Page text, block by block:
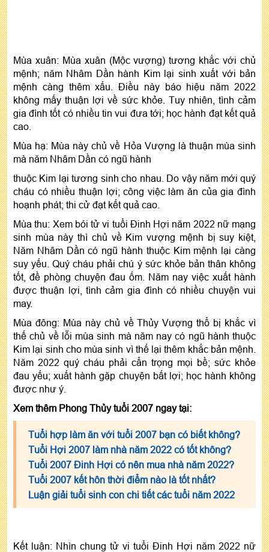
Mùa xuân: Mùa xuân (Mộc vượng) tương khắc với chủ
mệnh; năm Nhâm Dần hành Kim lại sinh xuất với bản
mệnh càng thêm xấu. Điều này báo hiệu năm 2022
không mấy thuận lợi về sức khỏe. Tuy nhiên, tình cảm
gia đình tốt có nhiều tin vui đưa tới; học hành đạt kết quả
cao.
Mùa hạ: Mùa này chủ về Hỏa Vượng là thuận mùa sinh
mà năm Nhâm Dần có ngũ hành
thuộc Kim lại tương sinh cho nhau. Do vậy năm mới quý
cháu có nhiều thuận lợi; công việc làm ăn của gia đình
hoạnh phát; thi cử đạt kết quả cao.
Mùa thu: Xem bói tử vi tuổi Đinh Hợi năm 2022 nữ mạng
sinh mùa này thì chủ về Kim vượng mệnh bị suy kiệt,
Năm Nhâm Dần có ngũ hành thuộc Kim mệnh lại càng
suy yếu. Quý cháu phải chú ý sức khỏe bản thân không
tốt, đề phòng chuyện đau ốm. Năm nay việc xuất hành
được thuận lợi, tình cảm gia đình có nhiều chuyện vui
may.
Mùa đông: Mùa này chủ về Thủy Vượng thổ bị khắc vì
thế chủ về lỗi mùa sinh mà năm nay có ngũ hành thuộc
Kim lại sinh cho mùa sinh vì thế lại thêm khắc bản mệnh.
Năm 2022 quý cháu phải cẩn trọng mọi bề; sức khỏe
đau yếu; xuất hành gặp chuyện bất lợi; học hành không
được như ý.
Xem thêm Phong Thủy tuổi 2007 ngay tại:
Tuổi hợp làm ăn với tuổi 2007 bạn có biết không?
Tuổi Hợi 2007 làm nhà năm 2022 có tốt không?
Tuổi 2007 Đinh Hợi có nên mua nhà năm 2022?
Tuổi 2007 kết hôn thời điểm nào là tốt nhất?
Luận giải tuổi sinh con chi tiết các tuổi năm 2022
Kết luận: Nhìn chung tử vi tuổi Đinh Hợi năm 2022 nữ